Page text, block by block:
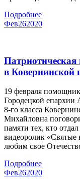
Подробнее
Фев262020
Патриотическая
в Ковернинской
19 февраля
Городецкой епархии
8-го класса
Михайловна
памяти тех, кто
видеоролик
любим свое
Подробнее
Фев262020